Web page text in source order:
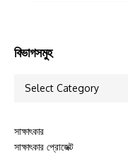
বিভাগসমুহ
সাক্ষাৎকার
সাক্ষাৎকার প্রোজেক্ট